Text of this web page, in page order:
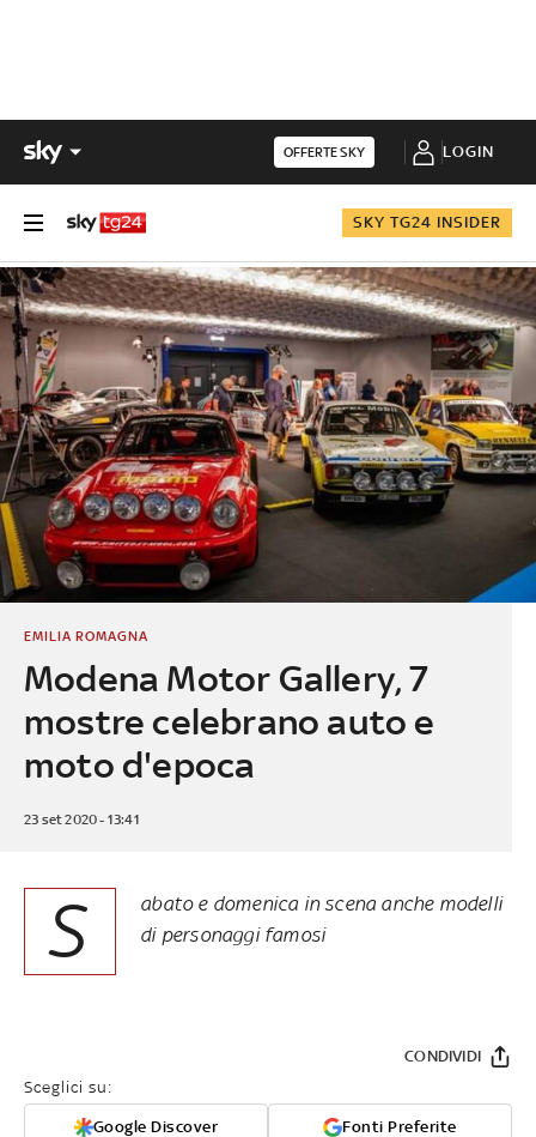
OFFERTE SKY LOGIN
SKY TG24 INSIDER
Modena Motor Gallery, 7
mostre celebrano auto e
moto d'epoca
EMILIA ROMAGNA
23 set 2020 - 13:41
S
abato e domenica in scena anche modelli
di personaggi famosi
Sceglici su:
Google Discover Fonti Preferite
CONDIVIDI